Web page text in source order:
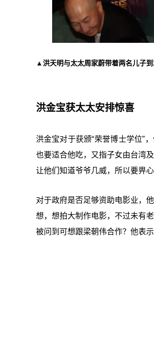
▲洪天明与太太周家蔚带着两名儿子
洪金宝获太太安排惊喜
洪金宝对于获颁“荣誉博士学位”
也要适合他吃，又指子女由台湾
让他们知道爷爷几威，所以要畀心
对于政府是否足够资助电影业，
想，想拍大制作电影，不过未有
被问到可想跟梁朝伟合作？他表